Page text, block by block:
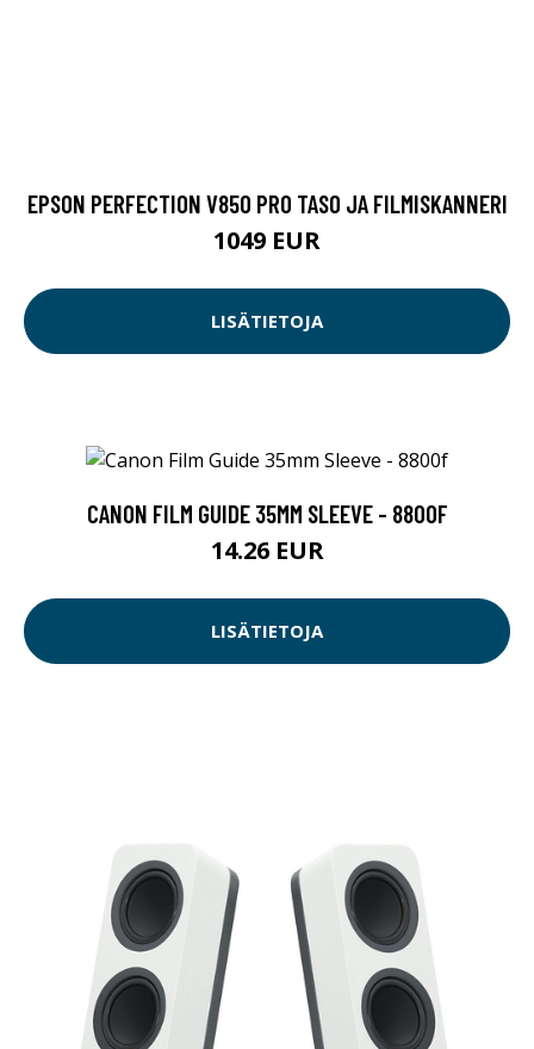
EPSON PERFECTION V850 PRO TASO JA FILMISKANNERI
1049 EUR
LISÄTIETOJA
CANON FILM GUIDE 35MM SLEEVE - 8800F
14.26 EUR
LISÄTIETOJA